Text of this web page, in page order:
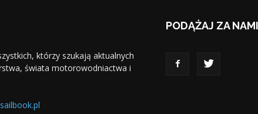
którzy szukają aktualnych
świata motorowodniactwa i
PODĄŻAJ ZA NAMI